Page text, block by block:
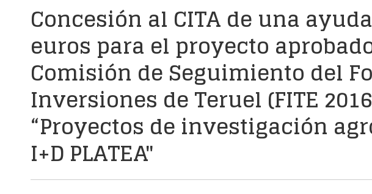
Concesión al CITA de una
euros para el proyecto
Comisión de Seguimiento del
Inversiones de Teruel (FITE
“Proyectos de investigación
I+D PLATEA"